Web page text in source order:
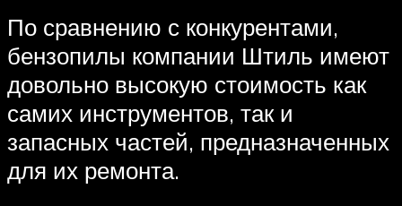
По сравнению с конкурентами,
бензопилы компании Штиль имеют
довольно высокую стоимость как
самих инструментов, так и
запасных частей, предназначенных
для их ремонта.